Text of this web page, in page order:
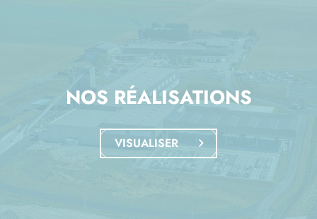
NOS RÉALISATIONS
VISUALISER